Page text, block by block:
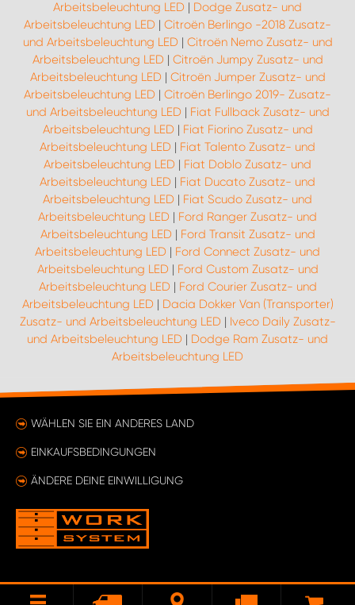
Arbeitsbeleuchtung LED | Dodge Zusatz- und
Arbeitsbeleuchtung LED | Citroën Berlingo -2018 Zusatz-
und Arbeitsbeleuchtung LED| Citroën Nemo Zusatz- und
Arbeitsbeleuchtung LED| Citroën Jumpy Zusatz- und
Arbeitsbeleuchtung LED| Citroën Jumper Zusatz- und
Arbeitsbeleuchtung LED | Citroën Berlingo 2019- Zusatz-
und Arbeitsbeleuchtung LED| Fiat Fullback Zusatz- und
Arbeitsbeleuchtung LED| Fiat Fiorino Zusatz- und
Arbeitsbeleuchtung LED | Fiat Talento Zusatz- und
Arbeitsbeleuchtung LED | Fiat Doblo Zusatz- und
Arbeitsbeleuchtung LED | Fiat Ducato Zusatz- und
Arbeitsbeleuchtung LED | Fiat Scudo Zusatz- und
Arbeitsbeleuchtung LED | Ford Ranger Zusatz- und
Arbeitsbeleuchtung LED| Ford Transit Zusatz- und
Arbeitsbeleuchtung LED | Ford Connect Zusatz- und
Arbeitsbeleuchtung LED| Ford Custom Zusatz- und
Arbeitsbeleuchtung LED| Ford Courier Zusatz- und
Arbeitsbeleuchtung LED| Dacia Dokker Van (Transporter)
Zusatz- und Arbeitsbeleuchtung LED| Iveco Daily Zusatz-
und Arbeitsbeleuchtung LED | Dodge Ram Zusatz- und
Arbeitsbeleuchtung LED
WÄHLEN SIE EIN ANDERES LAND
EINKAUFSBEDINGUNGEN
ÄNDERE DEINE EINWILLIGUNG